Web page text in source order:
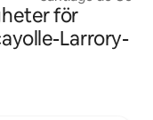
ett
skidbackarna och
Lakan,
badrumsmattor
för
Larrory-